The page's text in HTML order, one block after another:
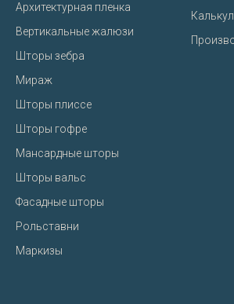
Архитектурная пленка
Вертикальные жалюзи
Шторы зебра
Мираж
Шторы плиссе
Шторы гофре
Мансардные шторы
Шторы вальс
Фасадные шторы
Рольставни
Маркизы